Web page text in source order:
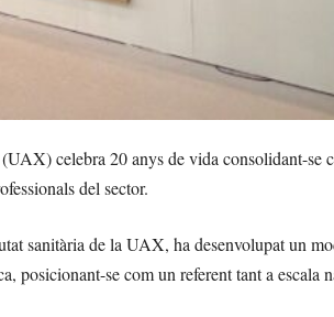
celebra 20 anys de vida consolidant-se
del sector.
sanitària de la UAX, ha desenvolupat un
posicionant-se com un referent tant a escala